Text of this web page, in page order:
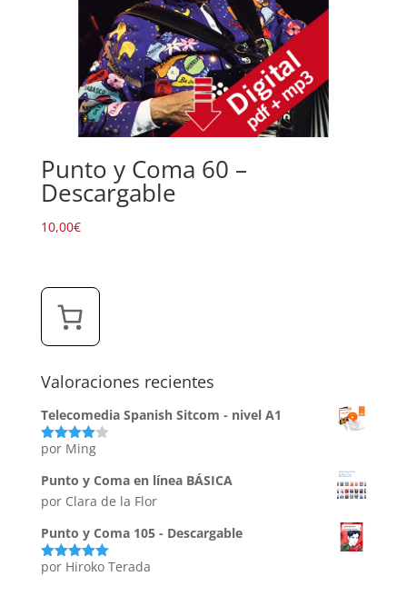
Punto y Coma 60 –
Descargable
10,00€
Valoraciones recientes
Telecomedia Spanish Sitcom - nivel A1
Valorado
5
por Ming
Punto y Coma en línea BÁSICA
por Clara de la Flor
Punto y Coma 105 - Descargable
Valorado
por Hiroko Terada